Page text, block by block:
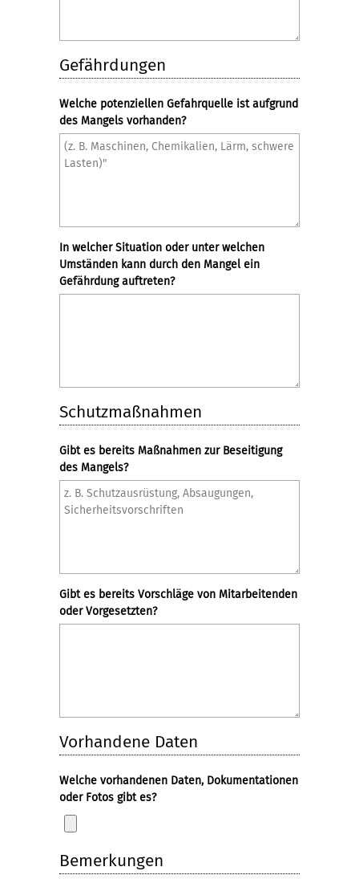
Gefährdungen
Welche potenziellen Gefahrquelle ist aufgrund
des Mangels vorhanden?
In welcher Situation oder unter welchen
Umständen kann durch den Mangel ein
Gefährdung auftreten?
Schutzmaßnahmen
Gibt es bereits Maßnahmen zur Beseitigung
des Mangels?
Gibt es bereits Vorschläge von Mitarbeitenden
oder Vorgesetzten?
Vorhandene Daten
Welche vorhandenen Daten, Dokumentationen
oder Fotos gibt es?
Bemerkungen